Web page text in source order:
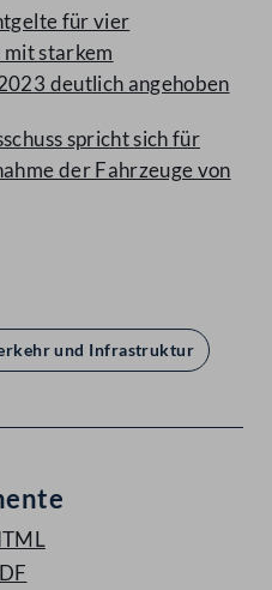
für vier
starkem
deutlich angehoben
spricht sich für
der Fahrzeuge von
und Infrastruktur